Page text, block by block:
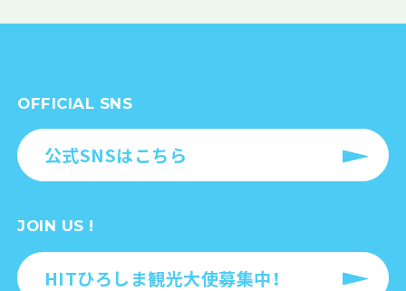
OFFICIAL SNS
公式SNSはこちら
JOIN US !
HITひろしま観光大使募集中！